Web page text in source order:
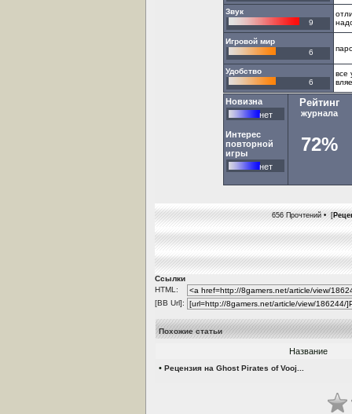
Звук
9
Игровой мир
6
Удобство
6
все
Новизна
нет
Интерес
повторной
игры
нет
Рейтинг
журнала
72%
656 Прочтений • [
Ссылки
HTML:
[BB Url]:
Похожие статьи
Название
• Рецензия на Ghost Pirates of Vooj...